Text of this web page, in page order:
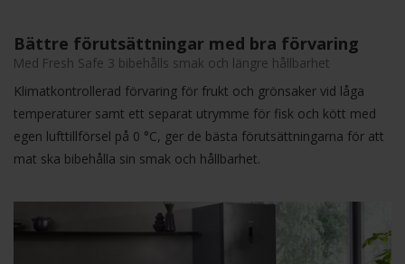
Bättre förutsättningar med bra förvaring
Med Fresh Safe 3 bibehålls smak och längre hållbarhet
Klimatkontrollerad förvaring för frukt och grönsaker vid låga
temperaturer samt ett separat utrymme för fisk och kött med
egen lufttillförsel på 0 °C, ger de bästa förutsättningarna för att
mat ska bibehålla sin smak och hållbarhet.